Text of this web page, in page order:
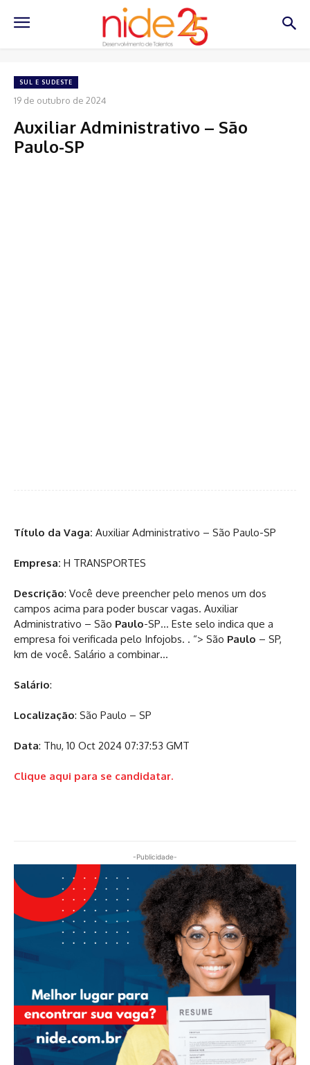
SUL E SUDESTE
19 de outubro de 2024
Auxiliar Administrativo – São
Paulo-SP
Título da Vaga: Auxiliar Administrativo – São Paulo-SP
Empresa: H TRANSPORTES
Descrição: Você deve preencher pelo menos um dos
campos acima para poder buscar vagas. Auxiliar
Administrativo – São Paulo-SP… Este selo indica que a
empresa foi verificada pelo Infojobs. . “> São Paulo – SP,
km de você. Salário a combinar…
Salário:
Localização: São Paulo – SP
Data: Thu, 10 Oct 2024 07:37:53 GMT
Clique aqui para se candidatar.
-Publicidade-